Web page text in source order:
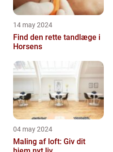
14 may 2024
Find den rette tandlæge i
Horsens
04 may 2024
Maling af loft: Giv dit